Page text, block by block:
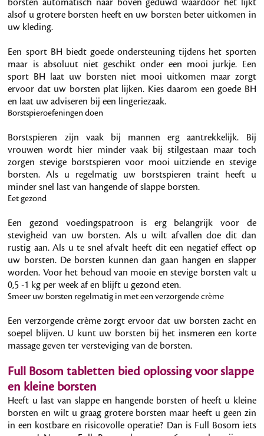
borsten automatisch naar boven geduwd waardoor het lijkt
alsof u grotere borsten heeft en uw borsten beter uitkomen in
uw kleding.
Een sport BH biedt goede ondersteuning tijdens het sporten
maar is absoluut niet geschikt onder een mooi jurkje. Een
sport BH laat uw borsten niet mooi uitkomen maar zorgt
ervoor dat uw borsten plat lijken. Kies daarom een goede BH
en laat uw adviseren bij een lingeriezaak.
Borstspieroefeningen doen
Borstspieren zijn vaak bij mannen erg aantrekkelijk. Bij
vrouwen wordt hier minder vaak bij stilgestaan maar toch
zorgen stevige borstspieren voor mooi uitziende en stevige
borsten. Als u regelmatig uw borstspieren traint heeft u
minder snel last van hangende of slappe borsten.
Eet gezond
Een gezond voedingspatroon is erg belangrijk voor de
stevigheid van uw borsten. Als u wilt afvallen doe dit dan
rustig aan. Als u te snel afvalt heeft dit een negatief effect op
uw borsten. De borsten kunnen dan gaan hangen en slapper
worden. Voor het behoud van mooie en stevige borsten valt u
0,5 -1 kg per week af en blijft u gezond eten.
Smeer uw borsten regelmatig in met een verzorgende crème
Een verzorgende crème zorgt ervoor dat uw borsten zacht en
soepel blijven. U kunt uw borsten bij het insmeren een korte
massage geven ter versteviging van de borsten.
Full Bosom tabletten bied oplossing voor slappe
en kleine borsten
Heeft u last van slappe en hangende borsten of heeft u kleine
borsten en wilt u graag grotere borsten maar heeft u geen zin
in een kostbare en risicovolle operatie? Dan is Full Bosom iets